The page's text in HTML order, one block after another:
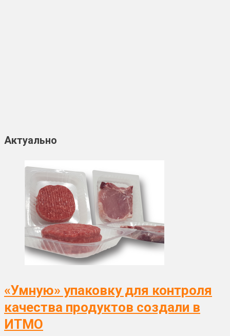
Актуально
«Умную» упаковку для контроля
качества продуктов создали в
ИТМО